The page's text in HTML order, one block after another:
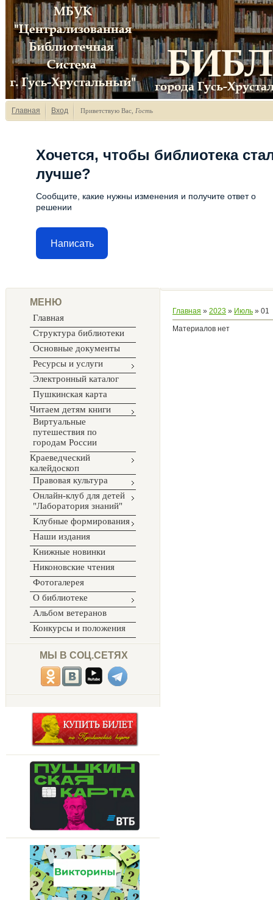
Главная Вход Приветствую Вас Гость
Хочется, чтобы библиотека
лучше?
Сообщите, какие нужны изменения и получите ответ о
решении
Написать
МЕНЮ
Главная
Структура библиотеки
Основные документы
Ресурсы и услуги
Электронный каталог
Пушкинская карта
Читаем детям книги
Виртуальные
путешествия по
городам России
Краеведческий
калейдоскоп
Правовая культура
Онлайн-клуб для детей
"Лаборатория знаний"
Клубные формирования
Наши издания
Книжные новинки
Никоновские чтения
Фотогалерея
О библиотеке
Альбом ветеранов
Конкурсы и положения
МЫ В СОЦ.СЕТЯХ
Главная » 2023 » Июль » 01
Материалов нет